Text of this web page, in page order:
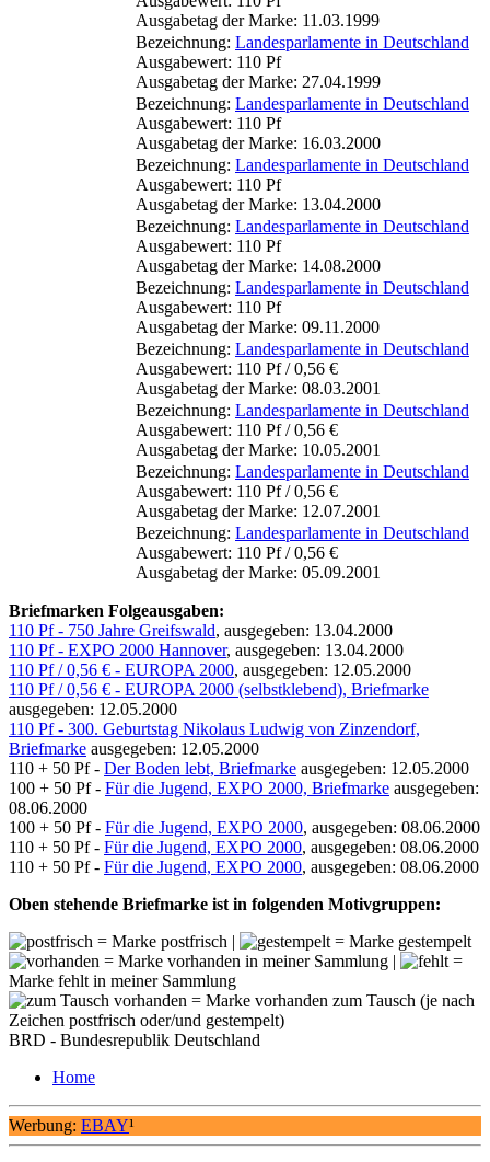
Ausgabetag der Marke: 11.03.1999
Bezeichnung: Landesparlamente in Deutschland
Ausgabewert: 110 Pf
Ausgabetag der Marke: 27.04.1999
Bezeichnung: Landesparlamente in Deutschland
Ausgabewert: 110 Pf
Ausgabetag der Marke: 16.03.2000
Bezeichnung: Landesparlamente in Deutschland
Ausgabewert: 110 Pf
Ausgabetag der Marke: 13.04.2000
Bezeichnung: Landesparlamente in Deutschland
Ausgabewert: 110 Pf
Ausgabetag der Marke: 14.08.2000
Bezeichnung: Landesparlamente in Deutschland
Ausgabewert: 110 Pf
Ausgabetag der Marke: 09.11.2000
Bezeichnung: Landesparlamente in Deutschland
Ausgabewert: 110 Pf / 0,56 €
Ausgabetag der Marke: 08.03.2001
Bezeichnung: Landesparlamente in Deutschland
Ausgabewert: 110 Pf / 0,56 €
Ausgabetag der Marke: 10.05.2001
Bezeichnung: Landesparlamente in Deutschland
Ausgabewert: 110 Pf / 0,56 €
Ausgabetag der Marke: 12.07.2001
Bezeichnung: Landesparlamente in Deutschland
Ausgabewert: 110 Pf / 0,56 €
Ausgabetag der Marke: 05.09.2001
Briefmarken Folgeausgaben:
110 Pf - 750 Jahre Greifswald, ausgegeben: 13.04.2000
110 Pf - EXPO 2000 Hannover, ausgegeben: 13.04.2000
110 Pf / 0,56 € - EUROPA 2000, ausgegeben: 12.05.2000
110 Pf / 0,56 € - EUROPA 2000 (selbstklebend), Briefmarke
ausgegeben: 12.05.2000
110 Pf - 300. Geburtstag Nikolaus Ludwig von Zinzendorf,
Briefmarke ausgegeben: 12.05.2000
110 + 50 Pf - Der Boden lebt, Briefmarke ausgegeben: 12.05.2000
100 + 50 Pf - Für die Jugend, EXPO 2000, Briefmarke ausgegeben:
08.06.2000
100 + 50 Pf - Für die Jugend, EXPO 2000, ausgegeben: 08.06.2000
110 + 50 Pf - Für die Jugend, EXPO 2000, ausgegeben: 08.06.2000
110 + 50 Pf - Für die Jugend, EXPO 2000, ausgegeben: 08.06.2000
Oben stehende Briefmarke ist in folgenden Motivgruppen:
= Marke postfrisch |
= Marke gestempelt
= Marke vorhanden in meiner Sammlung |
=
Marke fehlt in meiner Sammlung
= Marke vorhanden zum Tausch (je nach
Zeichen postfrisch oder/und gestempelt)
BRD - Bundesrepublik Deutschland
Home
Werbung: EBAY¹